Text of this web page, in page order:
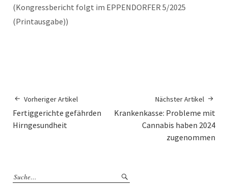
(Kongressbericht folgt im EPPENDORFER 5/2025
(Printausgabe))
Vorheriger Artikel
Fertiggerichte gefährden
Hirngesundheit
Nächster Artikel
Krankenkasse: Probleme mit
Cannabis haben 2024
zugenommen